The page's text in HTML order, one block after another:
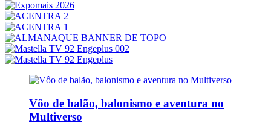
Vôo de balão, balonismo e aventura no
Multiverso